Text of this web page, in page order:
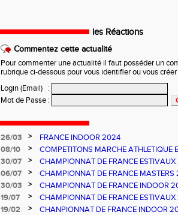
les Réactions
Commentez cette actualité
Pour commenter une actualité il faut posséder un
rubrique ci-dessous pour vous identifier ou vous
Login (Email)
:
Mot de Passe :
26/03 >
FRANCE INDOOR 2024
08/10
>
COMPETITONS MARCHE ATHLETIQUE
PESCARA
30/07 >
CHAMPIONNAT DE FRANCE
06/07
>
CHAMPIONNAT DE FRANCE
30/03
>
CHAMPIONNAT DE FRANCE INDOOR
19/07
>
CHAMPIONNAT DE FRANCE
19/02
>
CHANPIONNAT DE FRANCE INDOOR